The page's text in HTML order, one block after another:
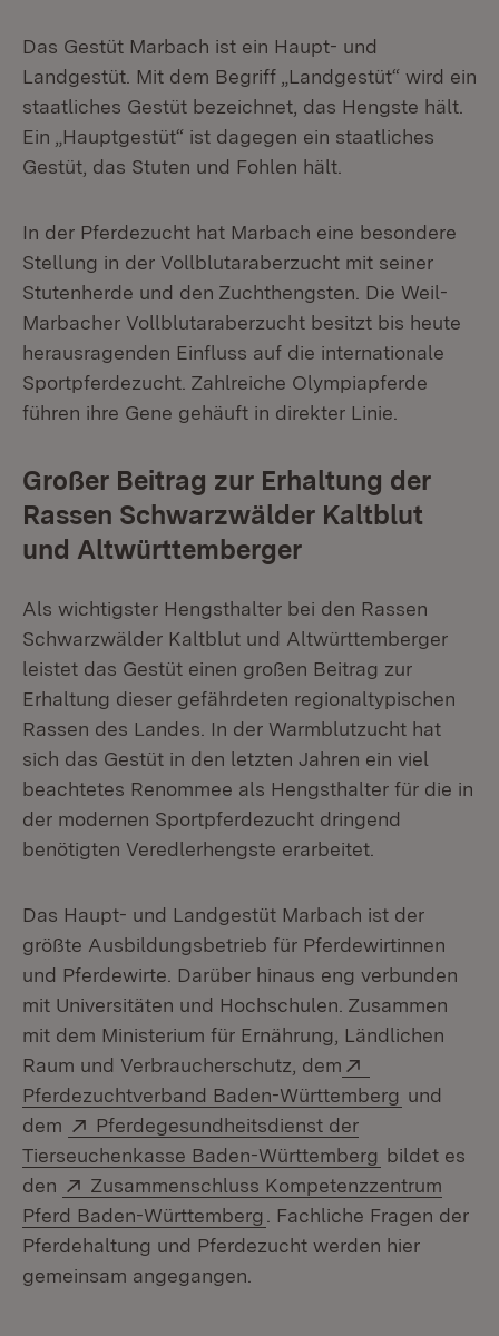
Das Gestüt Marbach ist ein Haupt- und
Landgestüt. Mit dem Begriff „Landgestüt“ wird ein
staatliches Gestüt bezeichnet, das Hengste hält.
Ein „Hauptgestüt“ ist dagegen ein staatliches
Gestüt, das Stuten und Fohlen hält.
In der Pferdezucht hat Marbach eine besondere
Stellung in der Vollblutaraberzucht mit seiner
Stutenherde und den Zuchthengsten. Die Weil-
Marbacher Vollblutaraberzucht besitzt bis heute
herausragenden Einfluss auf die internationale
Sportpferdezucht. Zahlreiche Olympiapferde
führen ihre Gene gehäuft in direkter Linie.
Großer Beitrag zur Erhaltung der
Rassen Schwarzwälder Kaltblut
und Altwürttemberger
Als wichtigster Hengsthalter bei den Rassen
Schwarzwälder Kaltblut und Altwürttemberger
leistet das Gestüt einen großen Beitrag zur
Erhaltung dieser gefährdeten regionaltypischen
Rassen des Landes. In der Warmblutzucht hat
sich das Gestüt in den letzten Jahren ein viel
beachtetes Renommee als Hengsthalter für die in
der modernen Sportpferdezucht dringend
benötigten Veredlerhengste erarbeitet.
Das Haupt- und Landgestüt Marbach ist der
größte Ausbildungsbetrieb für Pferdewirtinnen
und Pferdewirte. Darüber hinaus eng verbunden
mit Universitäten und Hochschulen. Zusammen
mit dem Ministerium für Ernährung, Ländlichen
Raum und Verbraucherschutz, dem
Pferdezuchtverband Baden-Württemberg (Öffnet in
und
dem
Extern:
Pferdegesundheitsdienst der
Tierseuchenkasse Baden-Württemberg (Öffnet in
bildet es
den
Extern:
Zusammenschluss Kompetenzzentrum
Pferd Baden-Württemberg (Öffnet in neuem Fenster)
. Fachliche Fragen der
Pferdehaltung und Pferdezucht werden hier
gemeinsam angegangen.